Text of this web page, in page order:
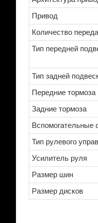
Привод
Количество
Тип передней
Тип задней
Передние тормоза
Задние тормоза
Вспомогательные
Тип рулевого
Усилитель руля
Размер шин
Размер дисков